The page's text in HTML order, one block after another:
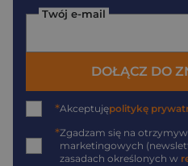
Twój e-mail
DOŁĄCZ DO
*Akceptujępolitykę
*Zgadzam się na
marketingowych
zasadach określonych w